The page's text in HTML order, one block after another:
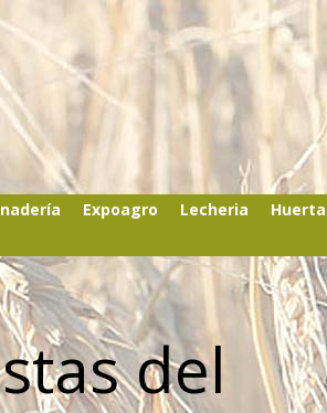
Expoagro Lecheria
del